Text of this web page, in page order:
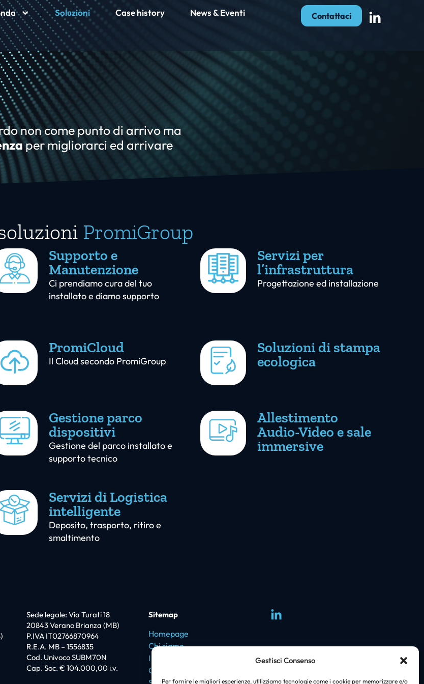
Gestisci Consenso
Per fornire le migliori esperienze, utilizziamo tecnologie come i cookie per memorizzare e/o
Soluzioni Case history News & Eventi Contattaci
non come punto di arrivo ma
per migliorarci ed arrivare
PromiGroup
Supporto e
Manutenzione
Ci prendiamo cura del tuo
installato e diamo supporto
Servizi per
l’infrastruttura
Progettazione ed installazione
PromiCloud
Il Cloud secondo PromiGroup
Soluzioni di stampa
ecologica
Gestione parco
dispositivi
Gestione del parco installato e
supporto tecnico
Allestimento
Audio-Video e sale
immersive
Servizi di Logistica
intelligente
Deposito, trasporto, ritiro e
smaltimento
Sede legale: Via Turati 18
20843 Verano Brianza (MB)
P.IVA IT02766870964
R.E.A. MB – 1556835
Cod. Univoco SUBM70N
Cap. Soc. € 104.000,00 i.v.
Sitemap
Homepage
Chi siamo
I love PromiGroup
Certificazioni